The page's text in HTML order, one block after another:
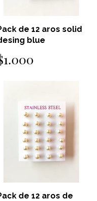
de 12 aros solid
blue
de 12 aros de